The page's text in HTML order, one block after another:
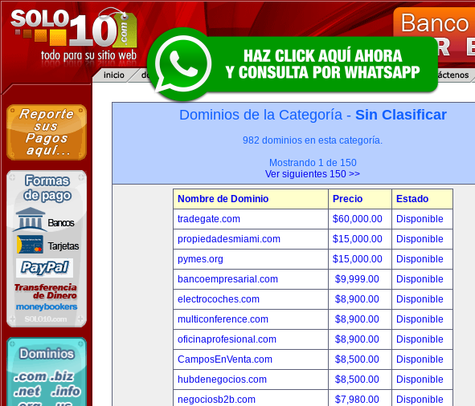
Dominios de la Categoría - Sin Clasificar
982 dominios en esta categoría.
Mostrando 1 de 150
Ver siguientes 150 >>
Nombre de Dominio Precio
Estado
tradegate.com
$60,000.00
Disponible
propiedadesmiami.com
$15,000.00
Disponible
pymes.org
$15,000.00
Disponible
bancoempresarial.com
$9,999.00
Disponible
electrocoches.com
$8,900.00
Disponible
multiconference.com
$8,900.00
Disponible
oficinaprofesional.com
$8,900.00
Disponible
CamposEnVenta.com
$8,500.00
Disponible
hubdenegocios.com
$8,500.00
Disponible
negociosb2b.com
$7,980.00
Disponible